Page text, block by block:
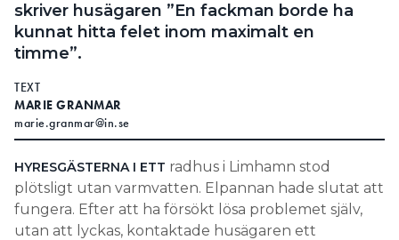
Om tidningen
Kontakt
Search for:
SEARCH
skriver husägaren ”En fackman borde ha
kunnat hitta felet inom maximalt en
timme”.
TEXT
MARIE GRANMAR
marie.granmar@in.se
HYRESGÄSTERNA I ETT radhus i Limhamn stod
plötsligt utan varmvatten. Elpannan hade slutat att
fungera. Efter att ha försökt lösa problemet själv,
utan att lyckas, kontaktade husägaren ett